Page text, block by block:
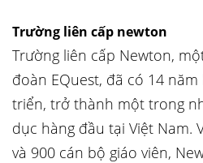
Trường liên cấp newton
Trường liên cấp Newton,
đoàn EQuest, đã có 14
triển, trở thành một trong
dục hàng đầu tại Việt Nam.
và 900 cán bộ giáo viên,